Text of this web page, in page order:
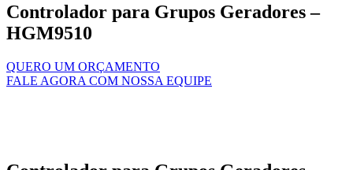
Controlador para Grupos Geradores –
HGM9510
QUERO UM ORÇAMENTO
FALE AGORA COM NOSSA EQUIPE